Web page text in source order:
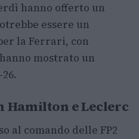
hanno offerto un
essere un
la Ferrari, con
mostrato un
Hamilton e Leclerc
al comando delle FP2